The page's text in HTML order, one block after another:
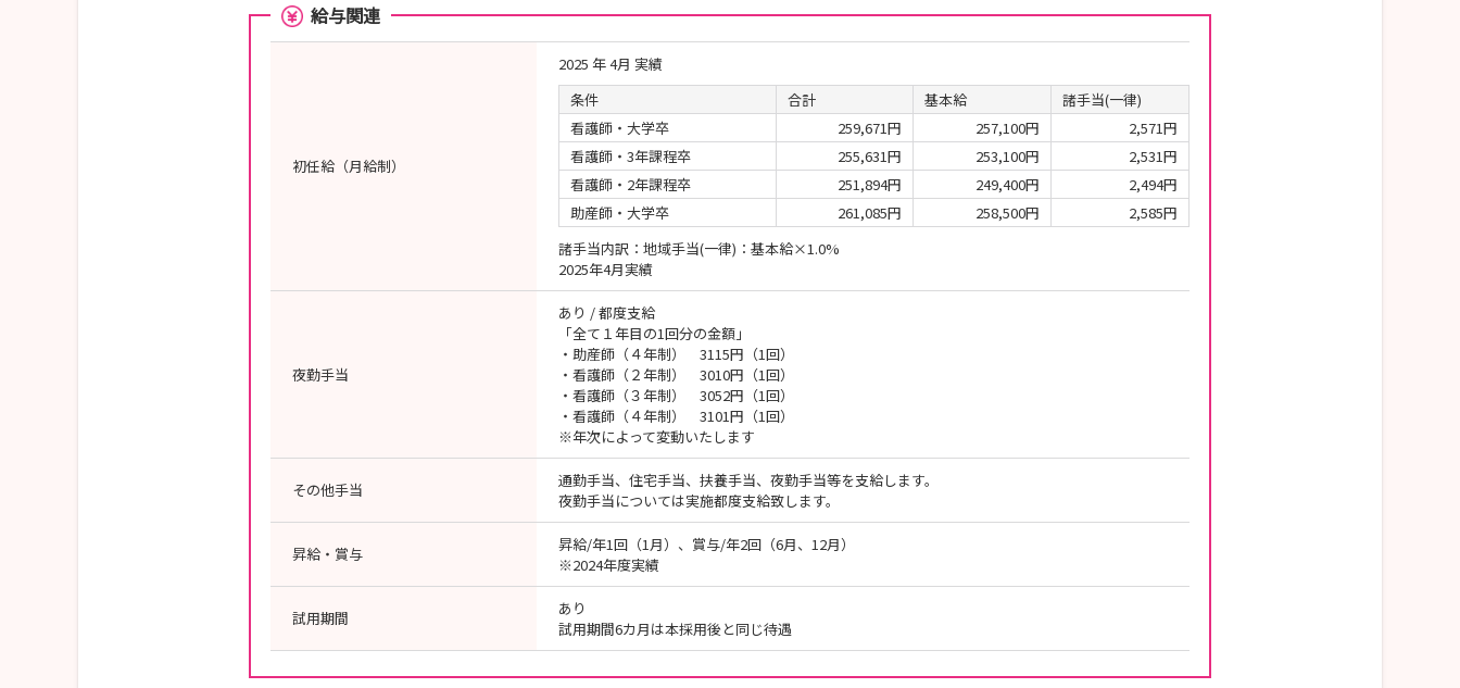
給与関連
初任給（月給制）
2025 年 4月 実績
条件
合計 基本給
諸手当(一律)
看護師・大学卒
259,671円 257,100円
2,571円
看護師・3年課程卒
255,631円 253,100円
2,531円
看護師・2年課程卒
251,894円 249,400円
2,494円
助産師・大学卒
261,085円 258,500円
2,585円
諸手当内訳：地域手当(一律)：基本給×1.0%
2025年4月実績
夜勤手当
あり / 都度支給
「全て１年目の1回分の金額」
・助産師（４年制） 3115円（1回）
・看護師（２年制） 3010円（1回）
・看護師（３年制） 3052円（1回）
・看護師（４年制） 3101円（1回）
※年次によって変動いたします
その他手当
通勤手当、住宅手当、扶養手当、夜勤手当等を支給します。
夜勤手当については実施都度支給致します。
昇給・賞与
昇給/年1回（1月）、賞与/年2回（6月、12月）
※2024年度実績
試用期間
あり
試用期間6カ月は本採用後と同じ待遇